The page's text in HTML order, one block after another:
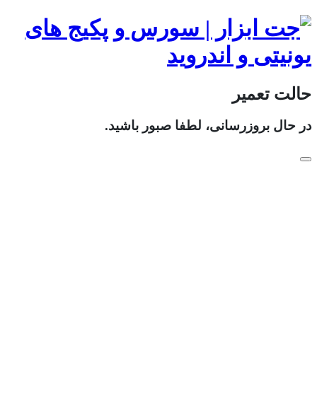
حالت تعمیر
در حال بروزرسانی، لطفا صبور باشید.